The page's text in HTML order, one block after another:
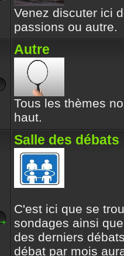
Venez discuter ici
passions ou autre.
Autre
Tous les thèmes
haut.
Salle des débats
C'est ici que se
sondages ainsi
des derniers
débat par mois